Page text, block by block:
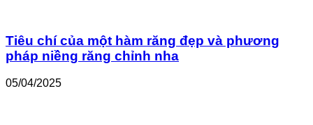
Tiêu chí của một hàm răng đẹp và phương
pháp niềng răng chỉnh nha
05/04/2025